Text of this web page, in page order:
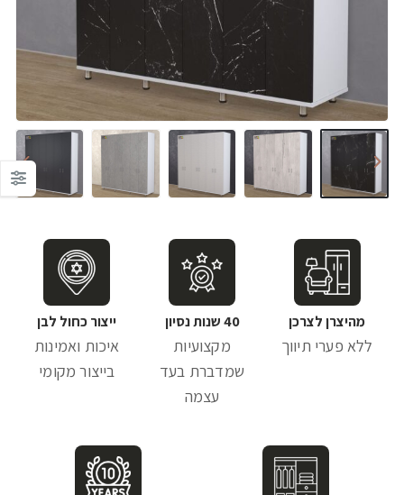
מהיצרן לצרכן
ללא פערי תיווך
40 שנות נסיון
מקצועיות
שמדברת בעד
עצמה
ייצור כחול לבן
איכות ואמינות
בייצור מקומי